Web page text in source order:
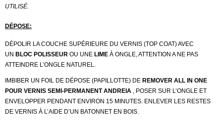
UTILISÉ.
DÉPOSE:
DÉPOLIR LA COUCHE SUPÉRIEURE DU VERNIS (TOP COAT) AVEC
UN BLOC POLISSEUR OU UNE LIME À ONGLE, ATTENTION A NE PAS
ATTEINDRE L’ONGLE NATUREL.
IMBIBER UN FOIL DE DÉPOSE (PAPILLOTTE) DE REMOVER ALL IN ONE
POUR VERNIS SEMI-PERMANENT ANDREIA
, POSER SUR L’ONGLE ET
ENVELOPPER PENDANT ENVIRON 15 MINUTES. ENLEVER LES RESTES
DE VERNIS À L’AIDE D’UN BATONNET EN BOIS.